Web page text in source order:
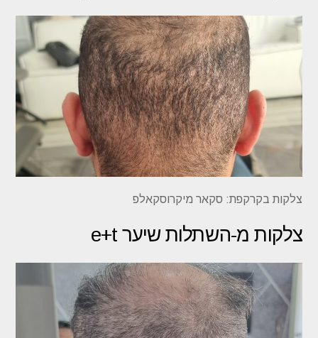
צלקות בקרקפת: סקאר מיקרוסקאלפ
צלקות מ-השתלות שיער e+t